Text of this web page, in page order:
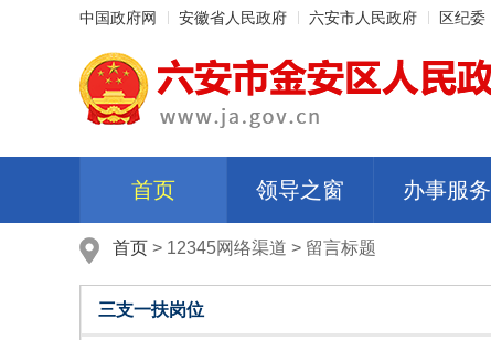
中国政府网 安徽省人民政府 六安市人民政府 区纪委
首页 领导之窗 办事服务
首页 > 12345网络渠道 > 留言标题
三支一扶岗位